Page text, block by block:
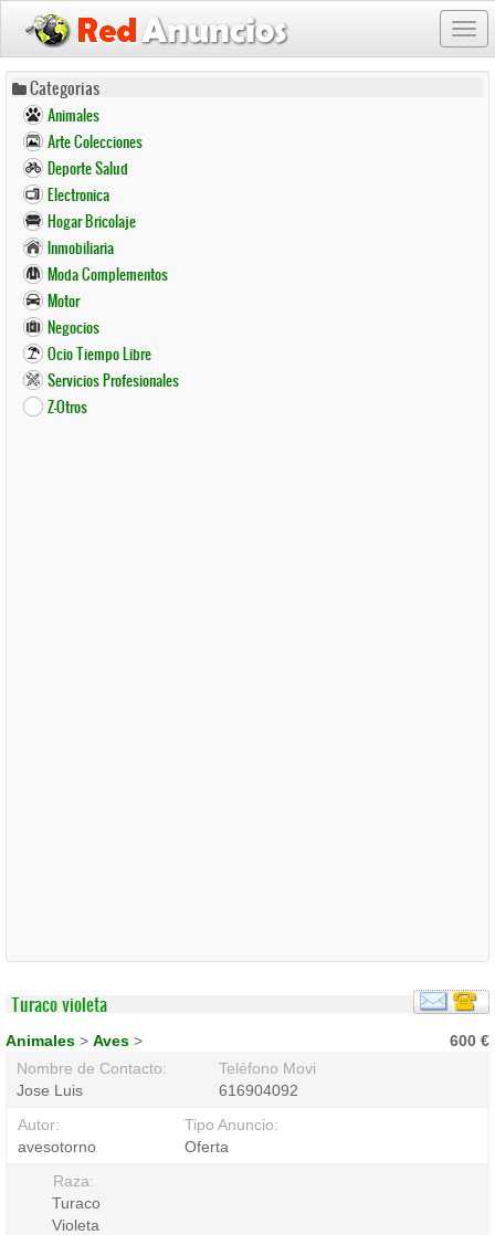
Pasar
contenido
principal
Categorias
Animales
Arte Colecciones
Deporte Salud
Electronica
Hogar Bricolaje
Inmobiliaria
Moda Complementos
Motor
Negocios
Ocio Tiempo Libre
Servicios Profesionales
Z-Otros
Turaco violeta
600 €
Animales > Aves >
Nombre de Contacto:
Jose Luis
Teléfono Movil:
616904092
Autor:
avesotorno
Tipo Anuncio:
Oferta
Raza:
Turaco
Violeta